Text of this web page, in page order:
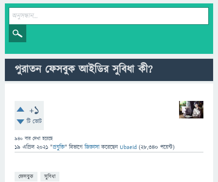
পুরাতন ফেসবুক আইডির সুবিধা কী?
+1
টি ভোট
940 বার দেখা হয়েছে
19 এপ্রিল 2021 "প্রযুক্তি" বিভাগে জিজ্ঞাসাকরেছেনUbaeid (28,340 পয়েন্ট)
ফেসবুক সুবিধা